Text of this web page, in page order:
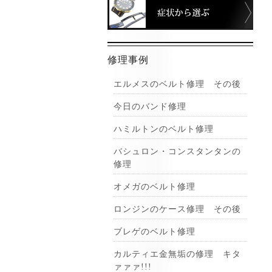
修理事例
エルメスのベルト修理 その後
今日のバンド修理
ハミルトンのベルト修理
バシュロン・コンスタンタンの
修理
オメガのベルト修理
ロンジンのケース修理 その後
ブレゲのベルト修理
カルティエ金無垢の修理 キタ
ァァァ!!!